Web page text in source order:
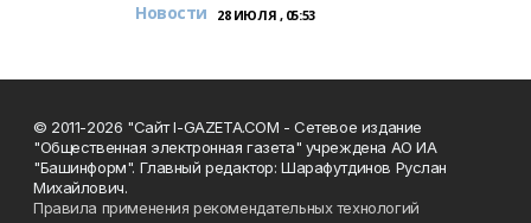
Новости 28 ИЮЛЯ , 05:53
© 2011-2026 "Сайт I-GAZETA.COM - Сетевое издание
"Общественная электронная газета" учреждена АО ИА
"Башинформ". Главный редактор: Шарафутдинов Руслан
Михайлович.
Правила применения рекомендательных технологий